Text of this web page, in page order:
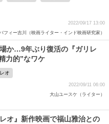
2022/09/17 13:00
フィー吉川（映画ライター・インド映画研究家）
か…9年ぶり復活の『ガリレ
力的”なワケ
オ
2022/09/11 06:00
大山ユースケ（ライター）
オ』新作映画で福山雅治との